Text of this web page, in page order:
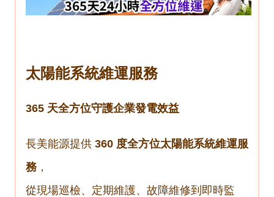
太陽能系統維運服務
365 天全方位守護企業發電效益
長美能源提供360 度全方位太陽能系統維運服
務，
從現場巡檢、定期維護、故障維修到即時監